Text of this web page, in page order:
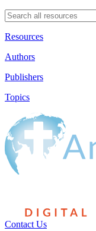
Resources
Authors
Publishers
Topics
Contact Us